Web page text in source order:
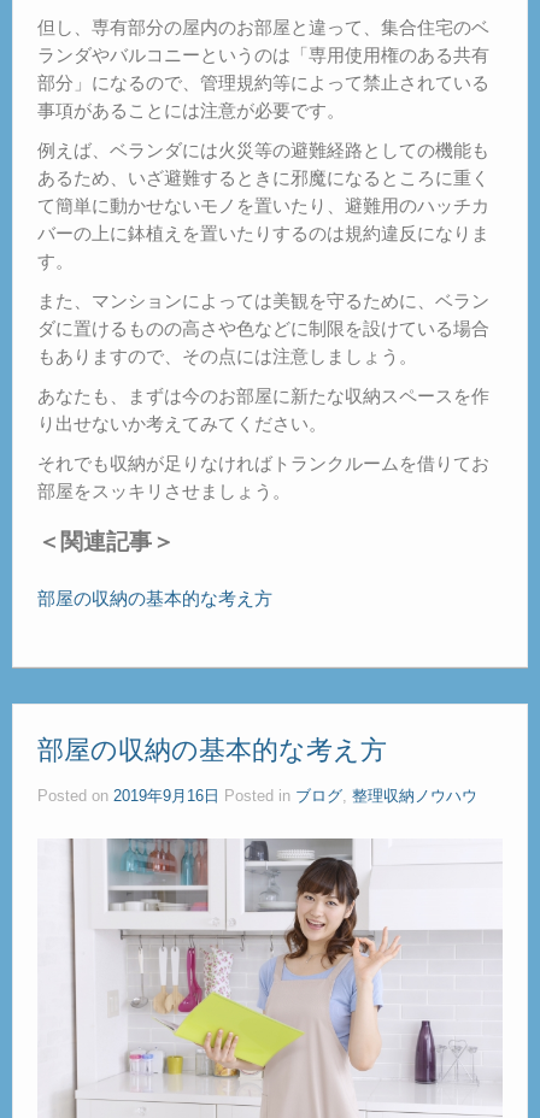
但し、専有部分の屋内のお部屋と違って、集合住宅のベ
ランダやバルコニーというのは「専用使用権のある共有
部分」になるので、管理規約等によって禁止されている
事項があることには注意が必要です。
例えば、ベランダには火災等の避難経路としての機能も
あるため、いざ避難するときに邪魔になるところに重く
て簡単に動かせないモノを置いたり、避難用のハッチカ
バーの上に鉢植えを置いたりするのは規約違反になりま
す。
また、マンションによっては美観を守るために、ベラン
ダに置けるものの高さや色などに制限を設けている場合
もありますので、その点には注意しましょう。
あなたも、まずは今のお部屋に新たな収納スペースを作
り出せないか考えてみてください。
それでも収納が足りなければトランクルームを借りてお
部屋をスッキリさせましょう。
＜関連記事＞
部屋の収納の基本的な考え方
部屋の収納の基本的な考え方
Posted on 2019年9月16日 Posted in ブログ, 整理収納ノウハウ